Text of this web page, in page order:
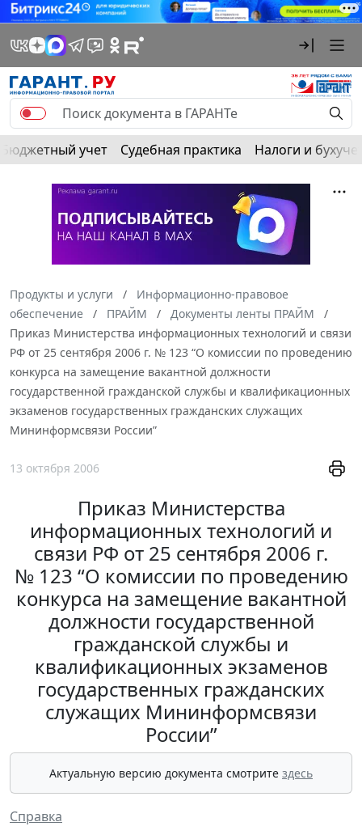
Бюджетный учет Судебная практика Налоги и
Продукты и услуги
Информационно-правовое
обеспечение
ПРАЙМ
Документы ленты ПРАЙМ
Приказ Министерства информационных технологий и связи
РФ от 25 сентября 2006 г. № 123 “О комиссии по проведению
конкурса на замещение вакантной должности
государственной гражданской службы и квалификационных
экзаменов государственных гражданских служащих
Мининформсвязи России”
13 октября 2006
Приказ Министерства
информационных технологий и
связи РФ от 25 сентября 2006 г.
№ 123 “О комиссии по проведению
конкурса на замещение вакантной
должности государственной
гражданской службы и
квалификационных экзаменов
государственных гражданских
служащих Мининформсвязи
России”
Актуальную версию документа смотрите здесь
Справка